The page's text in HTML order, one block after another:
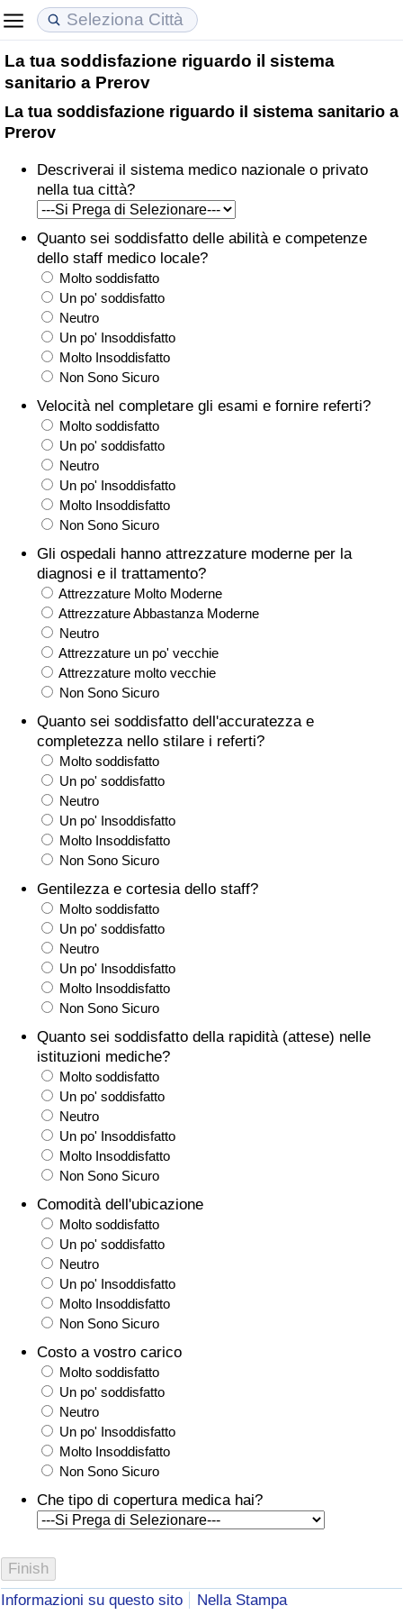
La tua soddisfazione riguardo il sistema
sanitario a Prerov
La tua soddisfazione riguardo il sistema sanitario a
Prerov
Descriverai il sistema medico nazionale o privato
nella tua città?
Quanto sei soddisfatto delle abilità e competenze
dello staff medico locale?
Molto soddisfatto
Un po' soddisfatto
Neutro
Un po' Insoddisfatto
Molto Insoddisfatto
Non Sono Sicuro
Velocità nel completare gli esami e fornire referti?
Molto soddisfatto
Un po' soddisfatto
Neutro
Un po' Insoddisfatto
Molto Insoddisfatto
Non Sono Sicuro
Gli ospedali hanno attrezzature moderne per la
diagnosi e il trattamento?
Attrezzature Molto Moderne
Attrezzature Abbastanza Moderne
Neutro
Attrezzature un po' vecchie
Attrezzature molto vecchie
Non Sono Sicuro
Quanto sei soddisfatto dell'accuratezza e
completezza nello stilare i referti?
Molto soddisfatto
Un po' soddisfatto
Neutro
Un po' Insoddisfatto
Molto Insoddisfatto
Non Sono Sicuro
Gentilezza e cortesia dello staff?
Molto soddisfatto
Un po' soddisfatto
Neutro
Un po' Insoddisfatto
Molto Insoddisfatto
Non Sono Sicuro
Quanto sei soddisfatto della rapidità (attese) nelle
istituzioni mediche?
Molto soddisfatto
Un po' soddisfatto
Neutro
Un po' Insoddisfatto
Molto Insoddisfatto
Non Sono Sicuro
Comodità dell'ubicazione
Molto soddisfatto
Un po' soddisfatto
Neutro
Un po' Insoddisfatto
Molto Insoddisfatto
Non Sono Sicuro
Costo a vostro carico
Molto soddisfatto
Un po' soddisfatto
Neutro
Un po' Insoddisfatto
Molto Insoddisfatto
Non Sono Sicuro
Che tipo di copertura medica hai?
Informazioni su questo sito Nella Stampa
Costo della vita
Indice Del Costo Della Vita (corrente)
Indice Del Costo Della Vita
Indice del Costo della Vita per Nazione
ad Aqaba
Prezzi degli immobili
Indice del Prezzo delle Case (Corrente)
Indice del Prezzo delle Case
Indice del Prezzo delle Case per Nazione
Qualità della Vita
Indice della Qualità della Vita
Indice della Qualità della Vita (Corrente)
Indice della qualità della vita per Paese
Criminalità
Indice del Tasso di Criminalità (Corrente)
Indice della Criminalità
Assistenza Sanitaria
Indice dell’Assistenza Sanitaria (Corrente)
Indice dell’Assistenza Sanitaria
Indice dell’Assistenza Sanitaria per
Nazione
Inquinamento
Indice dell’Inquinamento (Corrente)
Indice di inquinamento
Indice dell’Inquinamento per Nazione
Traffico
Indice del Traffico
Indice del traffico (Corrente)
Indice del traffico per Nazione